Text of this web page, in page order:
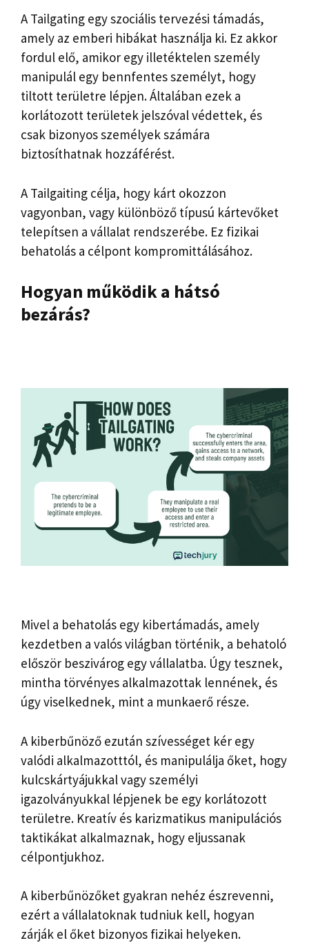
A Tailgating egy szociális tervezési támadás,
amely az emberi hibákat használja ki. Ez akkor
fordul elő, amikor egy illetéktelen személy
manipulál egy bennfentes személyt, hogy
tiltott területre lépjen. Általában ezek a
korlátozott területek jelszóval védettek, és
csak bizonyos személyek számára
biztosíthatnak hozzáférést.
A Tailgaiting célja, hogy kárt okozzon
vagyonban, vagy különböző típusú kártevőket
telepítsen a vállalat rendszerébe. Ez fizikai
behatolás a célpont kompromittálásához.
Hogyan működik a hátsó
bezárás?
Mivel a behatolás egy kibertámadás, amely
kezdetben a valós világban történik, a behatoló
először beszivárog egy vállalatba. Úgy tesznek,
mintha törvényes alkalmazottak lennének, és
úgy viselkednek, mint a munkaerő része.
A kiberbűnöző ezután szívességet kér egy
valódi alkalmazotttól, és manipulálja őket, hogy
kulcskártyájukkal vagy személyi
igazolványukkal lépjenek be egy korlátozott
területre. Kreatív és karizmatikus manipulációs
taktikákat alkalmaznak, hogy eljussanak
célpontjukhoz.
A kiberbűnözőket gyakran nehéz észrevenni,
ezért a vállalatoknak tudniuk kell, hogyan
zárják el őket bizonyos fizikai helyeken.